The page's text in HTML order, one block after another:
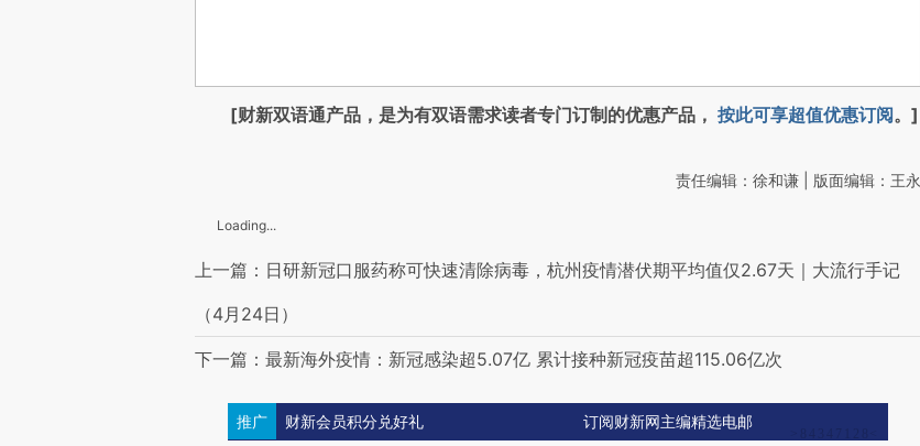
[财新双语通产品，是为有双语需求读者专门订制的优惠产品， 按此可享超值优惠订阅。]
责任编辑：徐和谦 | 版面编辑：王永
Loading...
上一篇：日研新冠口服药称可快速清除病毒，杭州疫情潜伏期平均值仅2.67天｜大流行手记
（4月24日）
下一篇：最新海外疫情：新冠感染超5.07亿 累计接种新冠疫苗超115.06亿次
推广 财新会员积分兑好礼 订阅财新网主编精选电邮